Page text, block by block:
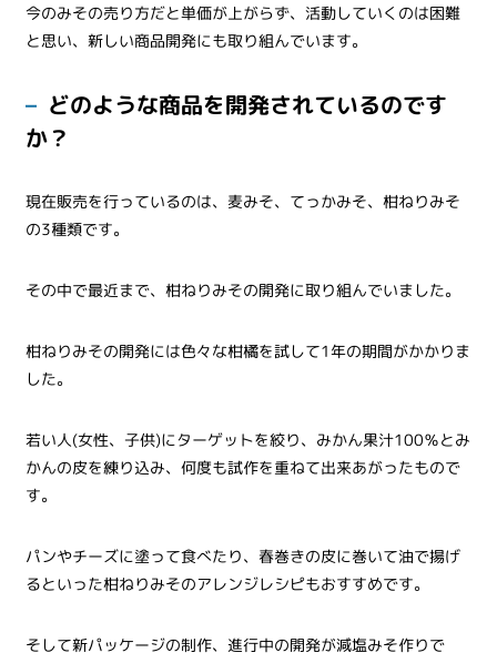
今のみその売り方だと単価が上がらず、活動していくのは困難
と思い、新しい商品開発にも取り組んでいます。
どのような商品を開発されているのです
か？
現在販売を行っているのは、麦みそ、てっかみそ、柑ねりみそ
の3種類です。
その中で最近まで、柑ねりみその開発に取り組んでいました。
柑ねりみその開発には色々な柑橘を試して1年の期間がかかりま
した。
若い人(女性、子供)にターゲットを絞り、みかん果汁100％とみ
かんの皮を練り込み、何度も試作を重ねて出来あがったもので
す。
パンやチーズに塗って食べたり、春巻きの皮に巻いて油で揚げ
るといった柑ねりみそのアレンジレシピもおすすめです。
そして新パッケージの制作、進行中の開発が減塩みそ作りで